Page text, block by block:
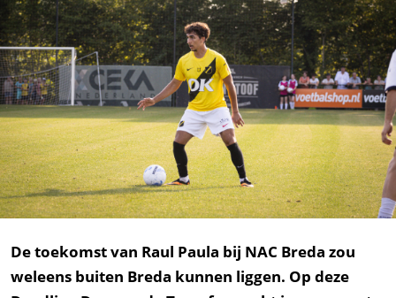
De toekomst van Raul Paula bij NAC Breda zou
weleens buiten Breda kunnen liggen. Op deze